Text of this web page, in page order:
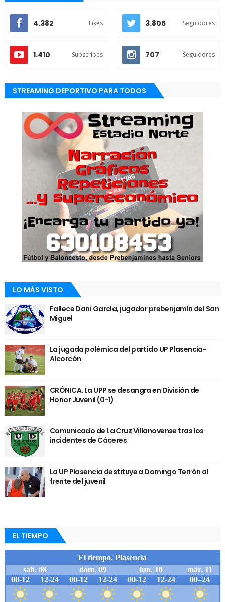
4.382 Likes 3.805 Seguidores
1.410 Subscribes 707 Seguidores
STREAMING DEPORTIVO PARA TODOS
LO MÁS VISTO
Fallece Dani García, jugador prebenjamín del San
Miguel
La jugada polémica del partido UP Plasencia-
Alcorcón
CRÓNICA. La UPP se desangra en División de
Honor Juvenil (0-1)
Comunicado de La Cruz Villanovense tras los
incidentes de Cáceres
La UP Plasencia destituye a Domingo Terrón al
frente del juvenil
EL TIEMPO